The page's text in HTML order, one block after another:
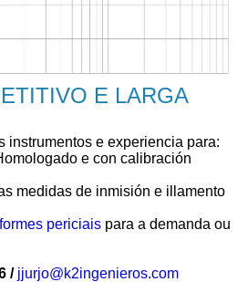
E LARGA
instrumentos e experiencia para:
e con calibración
medidas de inmisión e illamento
periciais para a demanda ou
/ jjurjo@k2ingenieros.com